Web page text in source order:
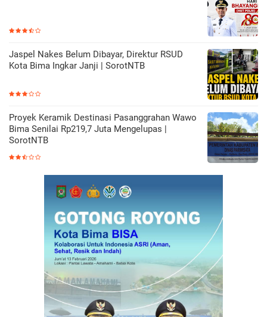
Jaspel Nakes Belum Dibayar, Direktur RSUD
Kota Bima Ingkar Janji | SorotNTB
Proyek Keramik Destinasi Pasanggrahan Wawo
Bima Senilai Rp219,7 Juta Mengelupas |
SorotNTB